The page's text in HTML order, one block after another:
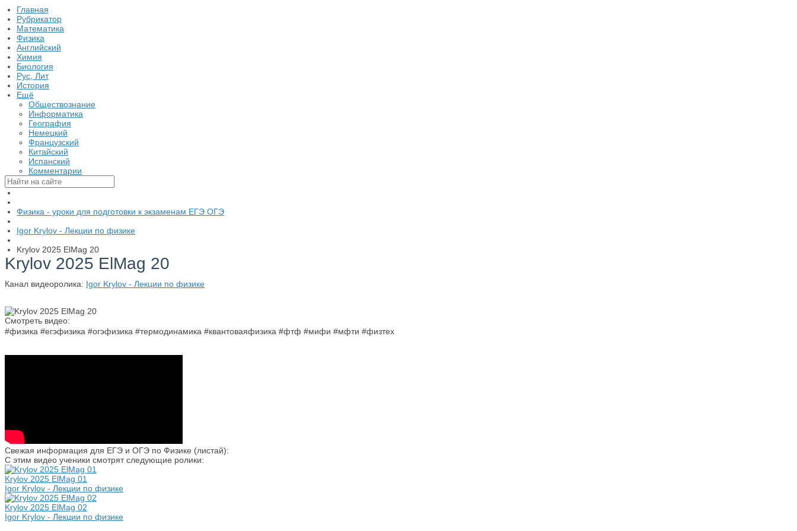
Главная
Рубрикатор
Математика
Физика
Английский
Химия
Биология
Рус, Лит
История
Ещё
Обществознание
Информатика
География
Немецкий
Французский
Китайский
Испанский
Комментарии
Физика - уроки для подготовки к экзаменам ЕГЭ ОГЭ
Igor Krylov - Лекции по физике
Krylov 2025 ElMag 20
Krylov 2025 ElMag 20
Канал видеоролика: Igor Krylov - Лекции по физике
Смотреть видео:
#физика #егэфизика #огэфизика #термодинамика #квантоваяфизика #фтф #мифи #мфти #физтех
Свежая информация для ЕГЭ и ОГЭ по Физике (листай):
С этим видео ученики смотрят следующие ролики:
Krylov 2025 ElMag 01
Igor Krylov - Лекции по физике
Krylov 2025 ElMag 02
Igor Krylov - Лекции по физике